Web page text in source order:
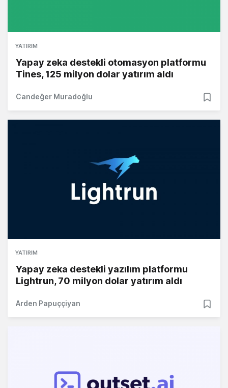
YATIRIM
Yapay zeka destekli otomasyon platformu
Tines, 125 milyon dolar yatırım aldı
Candeğer Muradoğlu
YATIRIM
Yapay zeka destekli yazılım platformu
Lightrun, 70 milyon dolar yatırım aldı
Arden Papuççiyan